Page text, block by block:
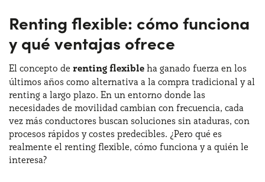
YoyoNow
QUIENES SOMOS
Trabaja con nosotros
CÓMO FUNCIONA
POR QUÉ CONVIENE
ELIGE UN PAÍS
Renting flexible: cómo funciona
y qué ventajas ofrece
El concepto de renting flexible ha ganado fuerza en los
últimos años como alternativa a la compra tradicional y al
renting a largo plazo. En un entorno donde las
necesidades de movilidad cambian con frecuencia, cada
vez más conductores buscan soluciones sin ataduras, con
procesos rápidos y costes predecibles. ¿Pero qué es
realmente el renting flexible, cómo funciona y a quién le
interesa?